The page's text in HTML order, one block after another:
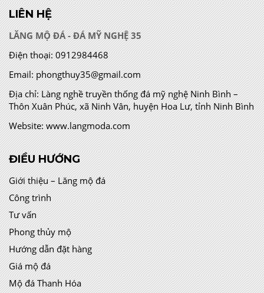
LIÊN HỆ
LĂNG MỘ ĐÁ - ĐÁ MỸ NGHỆ 35
Điện thoại: 0912984468
Email: phongthuy35@gmail.com
Địa chỉ:Làng nghề truyền thống đá mỹ nghệ Ninh Bình –
Thôn Xuân Phúc, xã Ninh Vân, huyện Hoa Lư, tỉnh Ninh Bình
Website: www.langmoda.com
ĐIỀU HƯỚNG
Giới thiệu – Lăng mộ đá
Công trình
Tư vấn
Phong thủy mộ
Hướng dẫn đặt hàng
Giá mộ đá
Mộ đá Thanh Hóa